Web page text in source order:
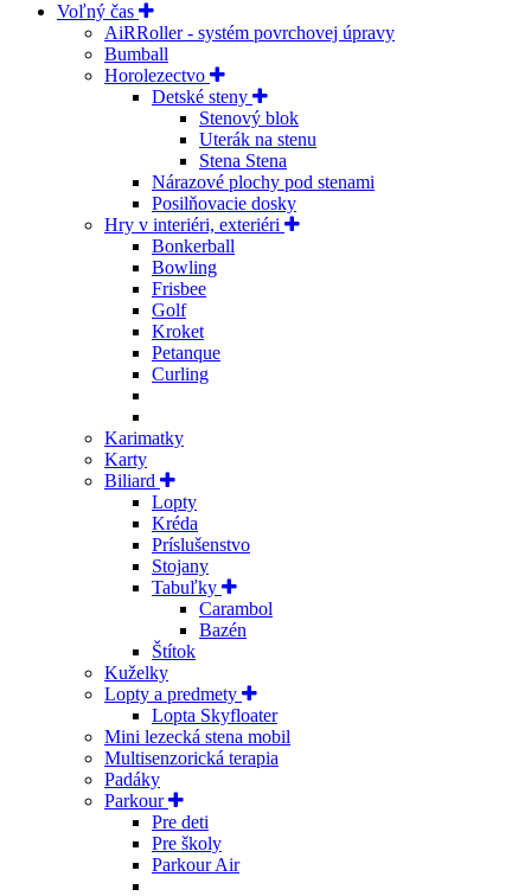
Voľný čas
AiRRoller - systém povrchovej úpravy
Bumball
Horolezectvo
Detské steny
Stenový blok
Uterák na stenu
Stena Stena
Nárazové plochy pod stenami
Posilňovacie dosky
Hry v interiéri, exteriéri
Bonkerball
Bowling
Frisbee
Golf
Kroket
Petanque
Curling
Karimatky
Karty
Biliard
Lopty
Kréda
Príslušenstvo
Stojany
Tabuľky
Carambol
Bazén
Štítok
Kuželky
Lopty a predmety
Lopta Skyfloater
Mini lezecká stena mobil
Multisenzorická terapia
Padáky
Parkour
Pre deti
Pre školy
Parkour Air